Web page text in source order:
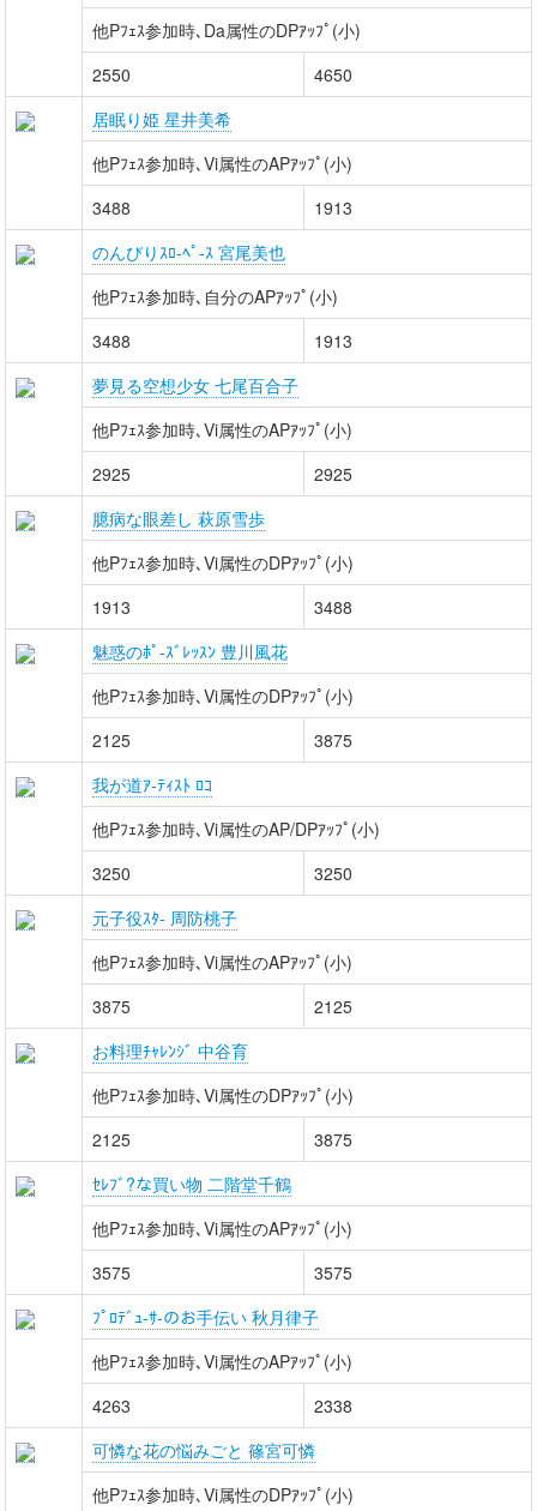
他Pﾌｪｽ参加時､Da属性のDPｱｯﾌﾟ(小)
2550
4650
居眠り姫 星井美希
他Pﾌｪｽ参加時､Vi属性のAPｱｯﾌﾟ(小)
3488
1913
のんびりｽﾛ-ﾍﾟ-ｽ 宮尾美也
他Pﾌｪｽ参加時､自分のAPｱｯﾌﾟ(小)
3488
1913
夢見る空想少女 七尾百合子
他Pﾌｪｽ参加時､Vi属性のAPｱｯﾌﾟ(小)
2925
2925
臆病な眼差し 萩原雪歩
他Pﾌｪｽ参加時､Vi属性のDPｱｯﾌﾟ(小)
1913
3488
魅惑のﾎﾟ-ｽﾞﾚｯｽﾝ 豊川風花
他Pﾌｪｽ参加時､Vi属性のDPｱｯﾌﾟ(小)
2125
3875
我が道ｱ-ﾃｨｽﾄ ﾛｺ
他Pﾌｪｽ参加時､Vi属性のAP/DPｱｯﾌﾟ(小)
3250
3250
元子役ｽﾀ- 周防桃子
他Pﾌｪｽ参加時､Vi属性のAPｱｯﾌﾟ(小)
3875
2125
お料理ﾁｬﾚﾝｼﾞ 中谷育
他Pﾌｪｽ参加時､Vi属性のDPｱｯﾌﾟ(小)
2125
3875
ｾﾚﾌﾞ?な買い物 二階堂千鶴
他Pﾌｪｽ参加時､Vi属性のAPｱｯﾌﾟ(小)
3575
3575
ﾌﾟﾛﾃﾞｭ-ｻ-のお手伝い 秋月律子
他Pﾌｪｽ参加時､Vi属性のAPｱｯﾌﾟ(小)
4263
2338
可憐な花の悩みごと 篠宮可憐
他Pﾌｪｽ参加時､Vi属性のDPｱｯﾌﾟ(小)